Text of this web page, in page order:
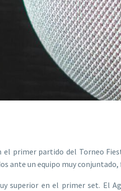
el primer partido del Torneo
ante un equipo muy
superior en el primer set. El